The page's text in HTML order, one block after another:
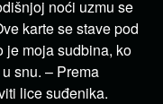
noći uzmu se
karte se stave pod
je moja sudbina, ko
snu. – Prema
lice suđenika.